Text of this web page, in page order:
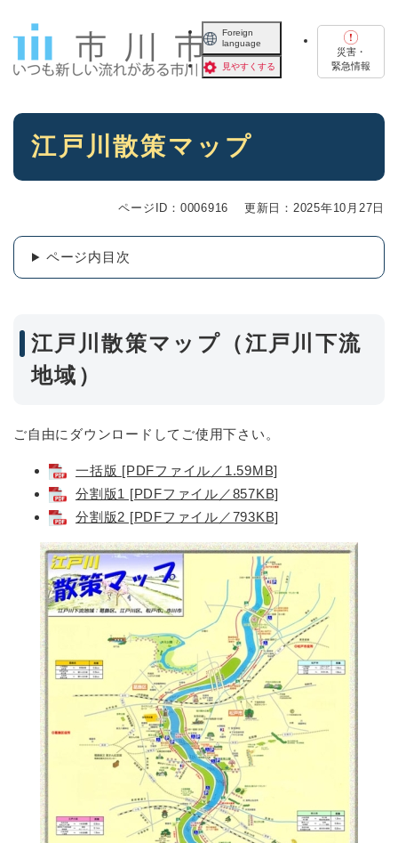
Foreign
language
見やすくする
災害・
緊急情報
本
江戸川散策マップ
ページID：0006916 更新日：2025年10月27日
ページ内目次
江戸川散策マップ（江戸川下流
地域）
ご自由にダウンロードしてご使用下さい。
一括版 [PDFファイル／1.59MB]
分割版1 [PDFファイル／857KB]
分割版2 [PDFファイル／793KB]